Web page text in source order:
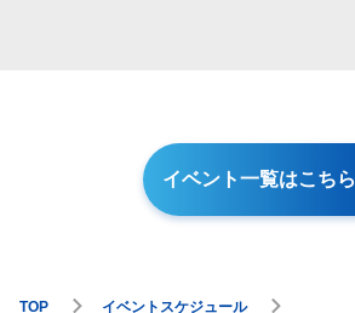
イベント一覧はこちら
TOP
イベントスケジュール